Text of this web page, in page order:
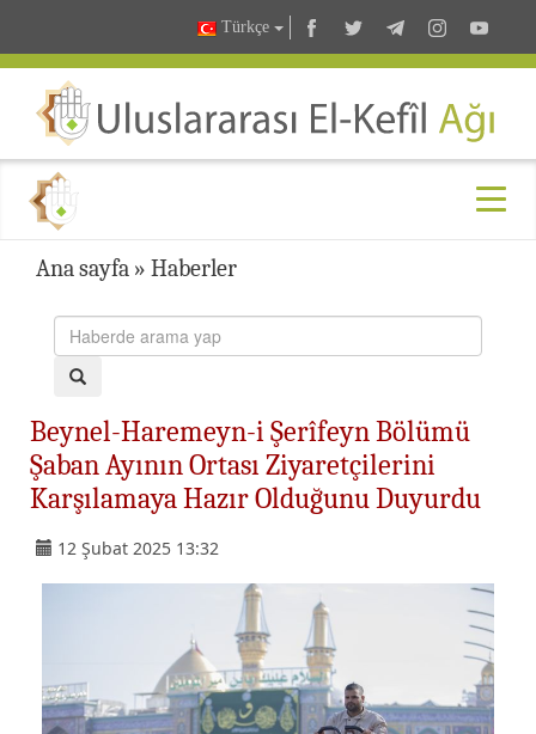
Türkçe
Ana sayfa » Haberler
Beynel-Haremeyn-i Şerîfeyn Bölümü
Şaban Ayının Ortası Ziyaretçilerini
Karşılamaya Hazır Olduğunu Duyurdu
12 Şubat 2025 13:32